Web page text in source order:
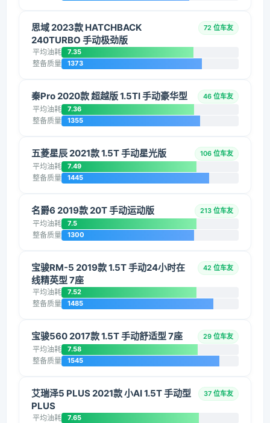
思域 2023款 HATCHBACK
240TURBO 手动极劲版
72 位车友
平均油耗 7.35
整备质量 1373
秦Pro 2020款 超越版 1.5TI 手动豪华型 46 位车友
平均油耗 7.36
整备质量 1355
五菱星辰 2021款 1.5T 手动星光版 106 位车友
平均油耗 7.49
整备质量 1445
名爵6 2019款 20T 手动运动版 213 位车友
平均油耗 7.5
整备质量 1300
宝骏RM-5 2019款 1.5T 手动24小时在
线精英型 7座
42 位车友
平均油耗 7.52
整备质量 1485
宝骏560 2017款 1.5T 手动舒适型 7座 29 位车友
平均油耗 7.58
整备质量 1545
艾瑞泽5 PLUS 2021款 小AI 1.5T 手动型
PLUS
37 位车友
平均油耗 7.65